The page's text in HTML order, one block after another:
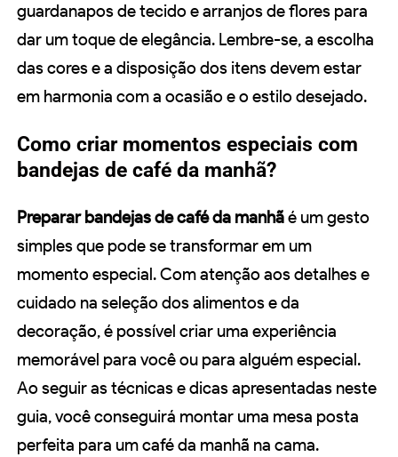
guardanapos de tecido e arranjos de flores para
dar um toque de elegância. Lembre-se, a escolha
das cores e a disposição dos itens devem estar
em harmonia com a ocasião e o estilo desejado.
Como criar momentos especiais com
bandejas de café da manhã?
Preparar bandejas de café da manhãé um gesto
simples que pode se transformar em um
momento especial. Com atenção aos detalhes e
cuidado na seleção dos alimentos e da
decoração, é possível criar uma experiência
memorável para você ou para alguém especial.
Ao seguir as técnicas e dicas apresentadas neste
guia, você conseguirá montar uma mesa posta
perfeita para um café da manhã na cama.